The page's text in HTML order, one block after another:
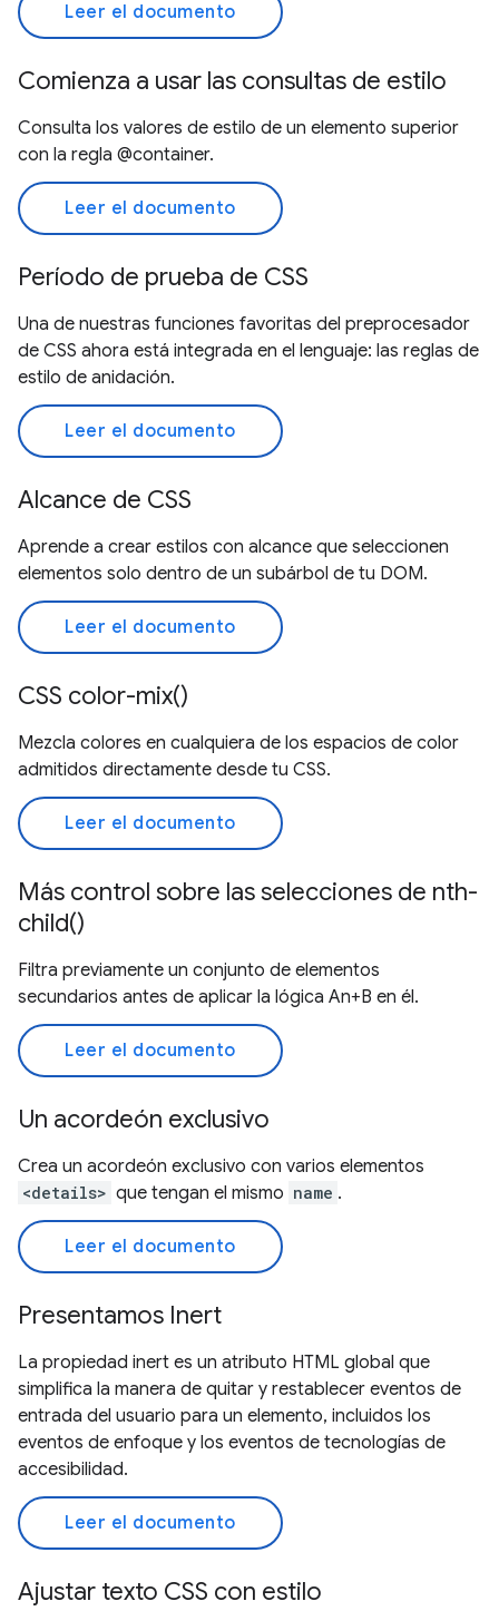
Leer el documento
Comienza a usar las consultas de estilo
Consulta los valores de estilo de un elemento superior
con la regla @container.
Leer el documento
Período de prueba de CSS
Una de nuestras funciones favoritas del preprocesador
de CSS ahora está integrada en el lenguaje: las reglas de
estilo de anidación.
Leer el documento
Alcance de CSS
Aprende a crear estilos con alcance que seleccionen
elementos solo dentro de un subárbol de tu DOM.
Leer el documento
CSS color-mix()
Mezcla colores en cualquiera de los espacios de color
admitidos directamente desde tu CSS.
Leer el documento
Más control sobre las selecciones de nth-
child()
Filtra previamente un conjunto de elementos
secundarios antes de aplicar la lógica An+B en él.
Leer el documento
Un acordeón exclusivo
Crea un acordeón exclusivo con varios elementos
<details> que tengan el mismo name .
Leer el documento
Presentamos Inert
La propiedad inert es un atributo HTML global que
simplifica la manera de quitar y restablecer eventos de
entrada del usuario para un elemento, incluidos los
eventos de enfoque y los eventos de tecnologías de
accesibilidad.
Leer el documento
Ajustar texto CSS con estilo